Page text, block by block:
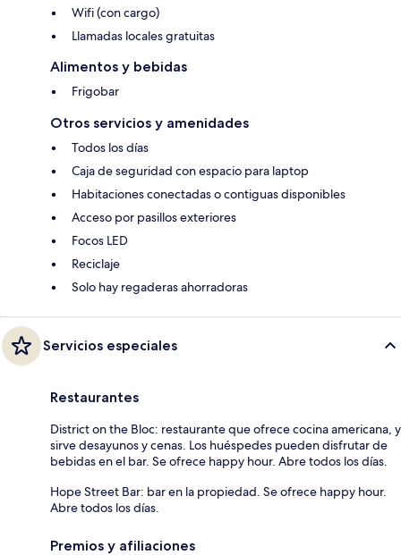
Wifi (con cargo)
Llamadas locales gratuitas
Alimentos y bebidas
Frigobar
Otros servicios y amenidades
Todos los días
Caja de seguridad con espacio para laptop
Habitaciones conectadas o contiguas disponibles
Acceso por pasillos exteriores
Focos LED
Reciclaje
Solo hay regaderas ahorradoras
Servicios especiales
Restaurantes
District on the Bloc: restaurante que ofrece cocina americana, y
sirve desayunos y cenas. Los huéspedes pueden disfrutar de
bebidas en el bar. Se ofrece happy hour. Abre todos los días.
Hope Street Bar: bar en la propiedad. Se ofrece happy hour.
Abre todos los días.
Premios y afiliaciones